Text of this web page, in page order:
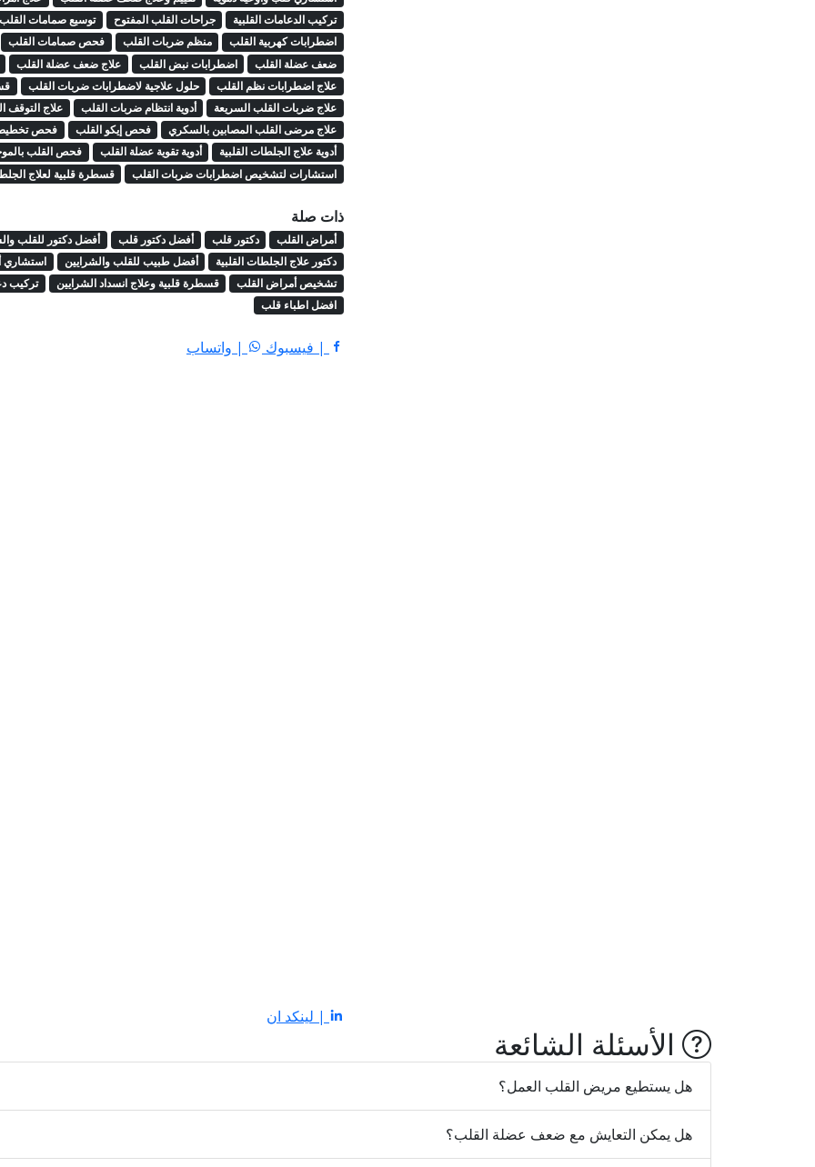
تركيب الدعامات القلبية
جراحات القلب المفتوح
توسيع صمامات القلب
اضطرابات كهربية القلب
منظم ضربات القلب
فحص صمامات القلب
ضعف عضلة القلب
اضطرابات نبض القلب
علاج ضعف عضلة القلب
علاج اضطرابات نظم القلب
حلول علاجية لاضطرابات ضربات القلب
علاج ضربات القلب السريعة
أدوية انتظام ضربات القلب
علاج التوقف
علاج مرضى القلب المصابين بالسكري
فحص إيكو القلب
فحص تخطيط
أدوية علاج الجلطات القلبية
أدوية تقوية عضلة القلب
فحص القلب
استشارات لتشخيص اضطرابات ضربات القلب
قسطرة قلبية لعلاج
ذات صلة
أمراض القلب دكتور قلب أفضل دكتور قلب
أفضل دكتور للقلب
دكتور علاج الجلطات القلبية
أفضل طبيب للقلب والشرايين
استشاري
تشخيص أمراض القلب
قسطرة قلبية وعلاج انسداد الشرايين
تركيب
افضل اطباء قلب
| فيسبوك | واتساب
| لينكد ان
الأسئلة الشائعة
هل يستطيع مريض القلب العمل؟
هل يمكن التعايش مع ضعف عضلة القلب؟